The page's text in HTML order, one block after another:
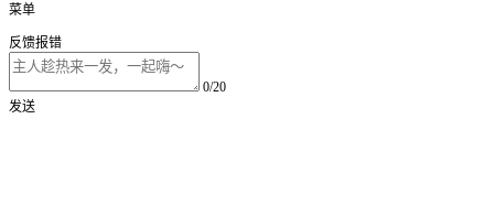
菜单
反馈报错
0/20
发送